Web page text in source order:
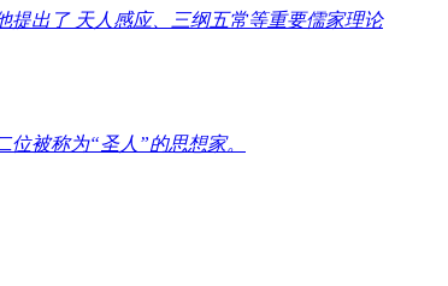
提出了 天人感应、三纲五常等重要儒家理论
被称为“圣人”的思想家。